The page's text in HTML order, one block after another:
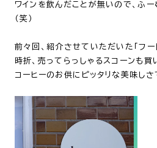
ワインを飲んだことが無いので、ふ
（笑）
前々回、紹介させていただいた「フー
時折、売ってらっしゃるスコーンも買
コーヒーのお供にピッタリな美味しさ